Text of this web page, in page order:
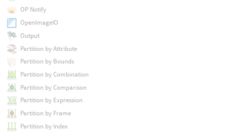
OP Notify
OpenImageIO
Output
Partition by Attribute
Partition by Bounds
Partition by Combination
Partition by Comparison
Partition by Expression
Partition by Frame
Partition by Index